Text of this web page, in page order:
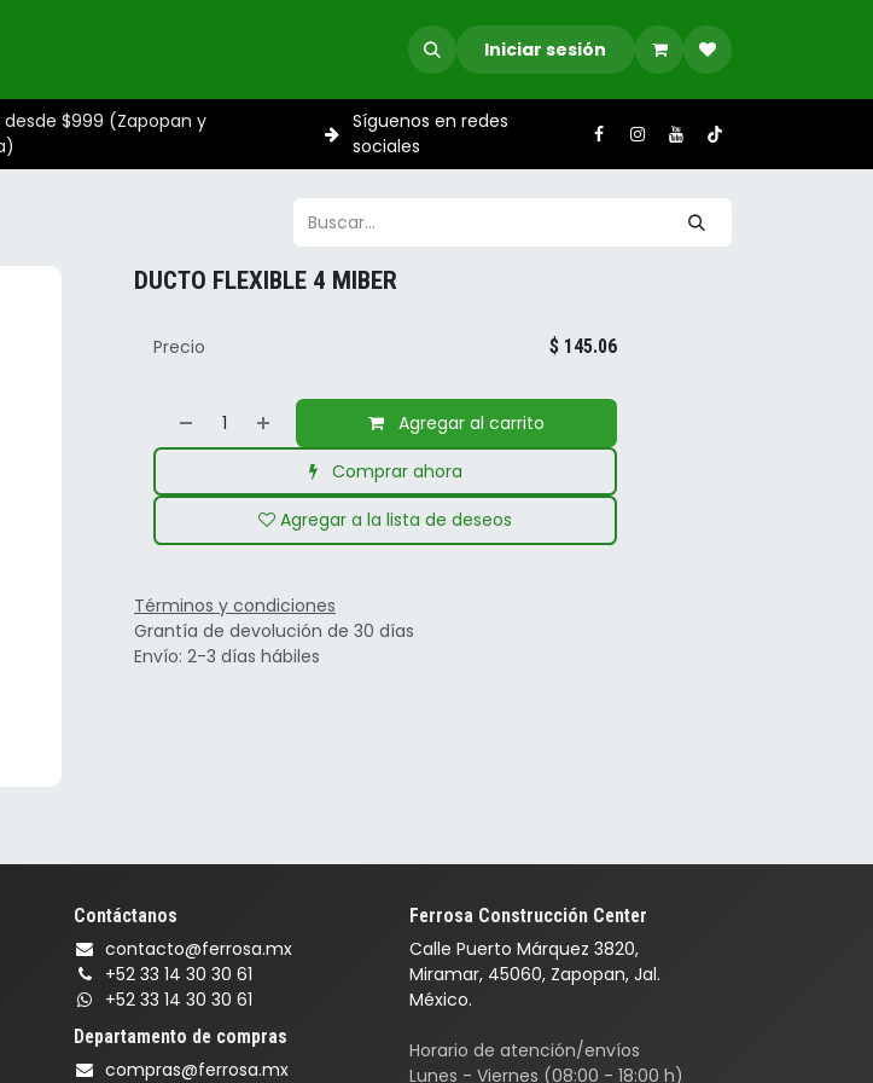
Iniciar sesión
desde $999 (Zapopan y
Síguenos en redes
sociales
DUCTO FLEXIBLE 4 MIBER
Agregar al carrito
Comprar ahora
Agregar a la lista de deseos
Precio $ 145.06
Términos y condiciones
Grantía de devolución de 30 días
Envío: 2-3 días hábiles
Ferrosa Construcción Center
Calle Puerto Márquez 3820,
Miramar, 45060, Zapopan, Jal.
México.
Horario de atención/envíos
Lunes - Viernes (08:00 - 18:00 h)
Contáctanos
contacto@ferrosa.mx
+52 33 14 30 30 61
+52 33 14 30 30 61
Departamento de compras
compras@ferrosa.mx